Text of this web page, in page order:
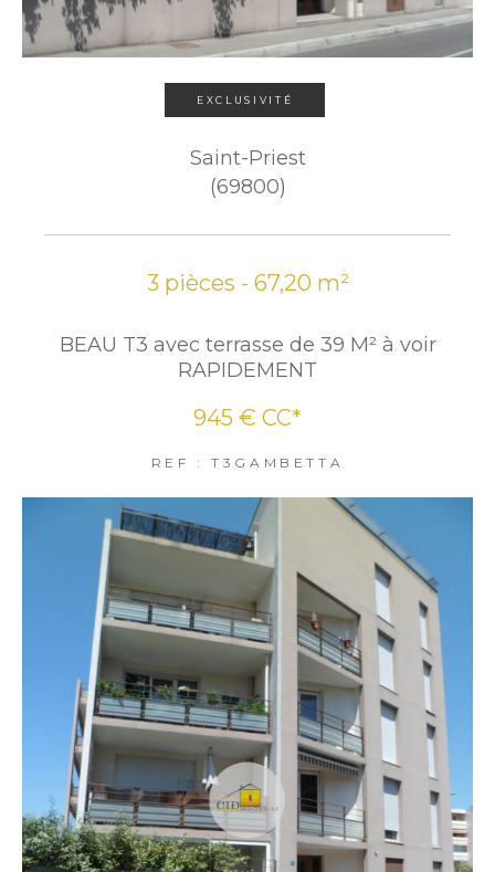
EXCLUSIVITÉ
Saint-Priest
(69800)
3 pièces - 67,20 m²
BEAU T3 avec terrasse de 39 M² à voir
RAPIDEMENT
945 € CC*
REF : T3GAMBETTA